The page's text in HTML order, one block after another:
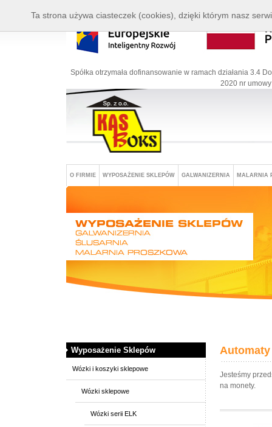
Spółka otrzymała dofinansowanie w ramach działania 3.4
2020 nr
O FIRMIE WYPOSAŻENIE SKLEPÓW GALWANIZERNIA MALARNIA
Wyposażenie Sklepów
Wózki i koszyki sklepowe
Wózki sklepowe
Wózki serii ELK
Automaty
Jesteśmy
na monety.
Ta strona używa ciasteczek (cookies), dzięki którym nasz